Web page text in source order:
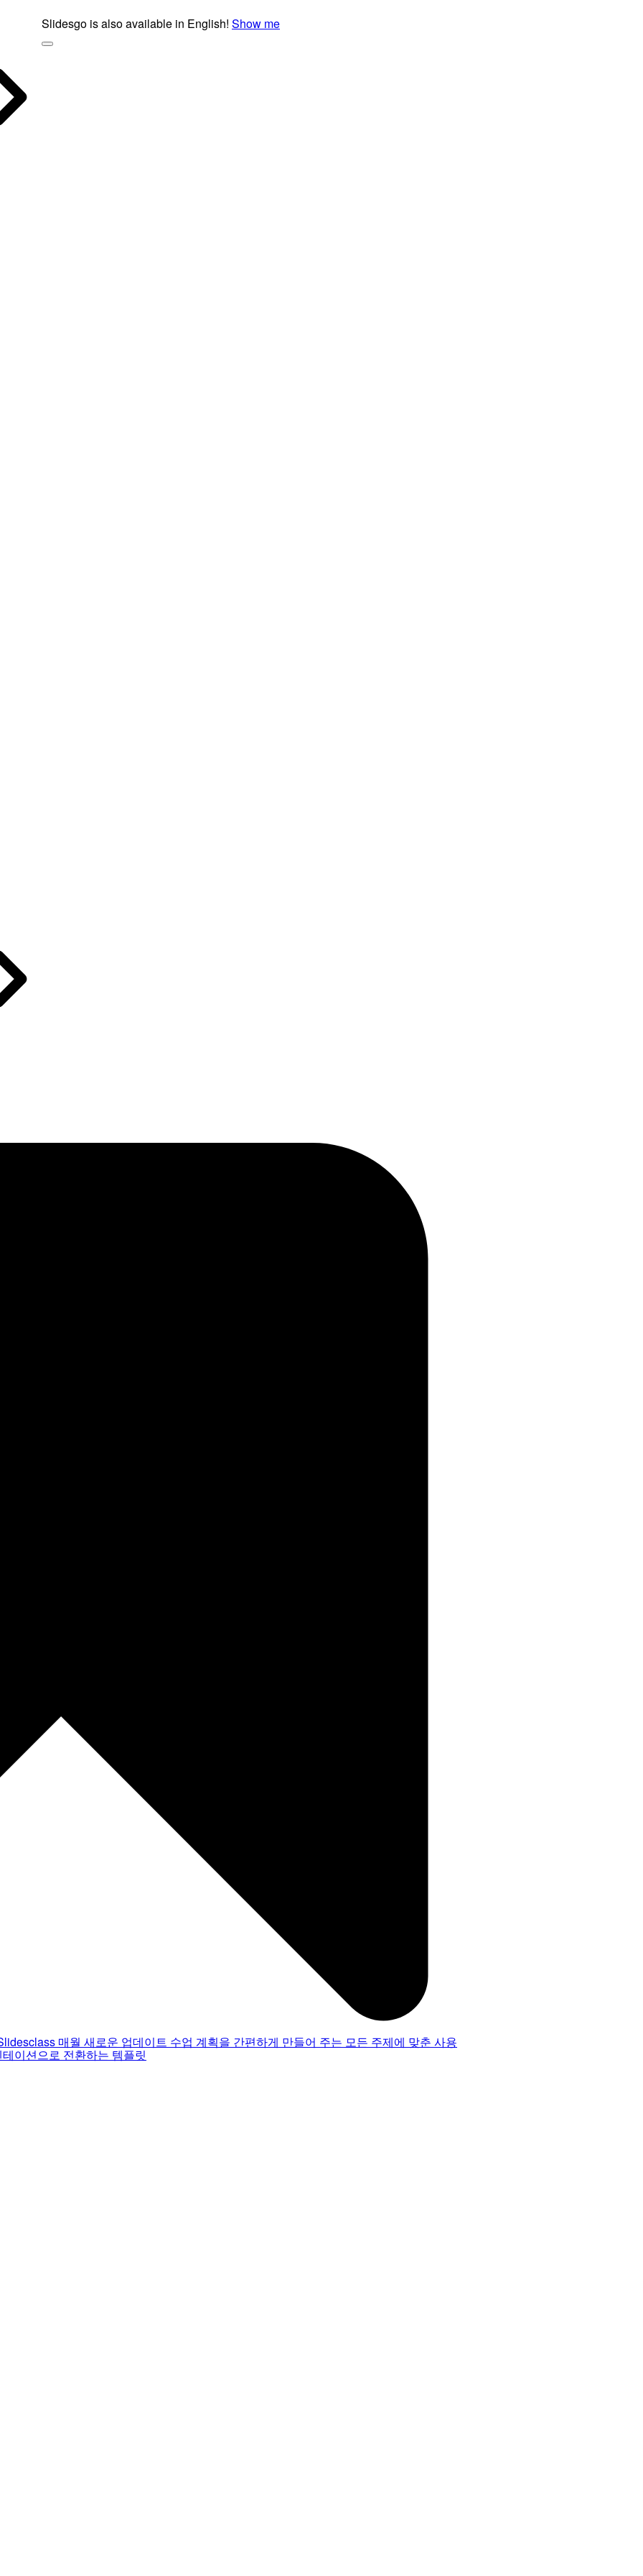
Slidesgo is also available in English! Show me
매월 새로운 업데이트 수업 계획을 간편하게 만들어 주는 모든 주제에 맞춘 사용
이션으로 전환하는 템플릿